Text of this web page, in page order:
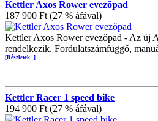
Kettler Axos Rower evezőpad
187 900 Ft (27 % áfával)
Kettler Axos Rower evezőpad - Az új
rendelkezik. Fordulatszámfüggő,
[Részletek...]
Kettler Racer 1 speed bike
194 900 Ft (27 % áfával)